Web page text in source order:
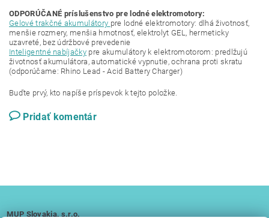
ODPORÚČANÉ príslušenstvo pre lodné elektromotory:
Gelové trakčné akumulátory pre lodné elektromotory: dlhá životnosť,
menšie rozmery, menšia hmotnosť, elektrolyt GEL, hermeticky
uzavreté, bez údržbové prevedenie
Inteligentné nabíjačky pre akumulátory k elektromotorom: predlžujú
životnosť akumulátora, automatické vypnutie, ochrana proti skratu
(odporúčame: Rhino Lead - Acid Battery Charger)
Buďte prvý, kto napíše príspevok k tejto položke.
Pridať komentár
MUP Slovakia, s.r.o.